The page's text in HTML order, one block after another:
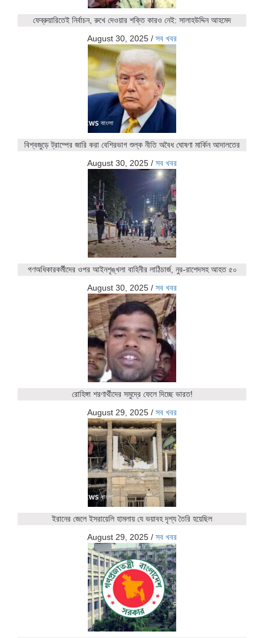
ফেব্রুয়ারিতেই নির্বাচন, রুখে দেওয়ার শক্তি কারও নেই: সালাহউদ্দিন আহমেদ
August 30, 2025 / সব খবর
বিশ্বজুড়ে ট্রাম্পের জারি করা বেশিরভাগ শুল্ক নীতি অবৈধ ঘোষণা মার্কিন আদালতের
August 30, 2025 / সব খবর
গণঅধিকারকর্মীদের ওপর আইনশৃঙ্খলা বাহিনীর লাঠিচার্জ, নুর-রাশেদসহ আহত ৫০
August 30, 2025 / সব খবর
রোহিঙ্গা শরণার্থীদের সমুদ্রে ফেলে দিচ্ছে ভারত!
August 29, 2025 / সব খবর
ইরানের জেলে ইসরায়েলি হামলায় যে ভয়াবহ দৃশ্য তৈরি হয়েছিল
August 29, 2025 / সব খবর